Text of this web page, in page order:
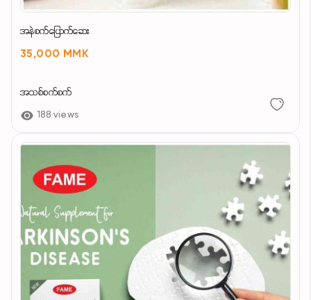
အနဲစက်ပြောက်ဆေး
35,000 MMK
အသစ်စက်စက်
188 views